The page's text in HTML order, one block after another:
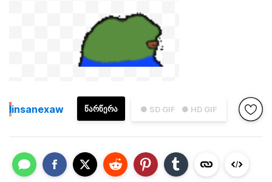
● SD GIF ● HD GIF
ᲬᲐᲠᲬᲔᲠᲐ
Iinsanexaw